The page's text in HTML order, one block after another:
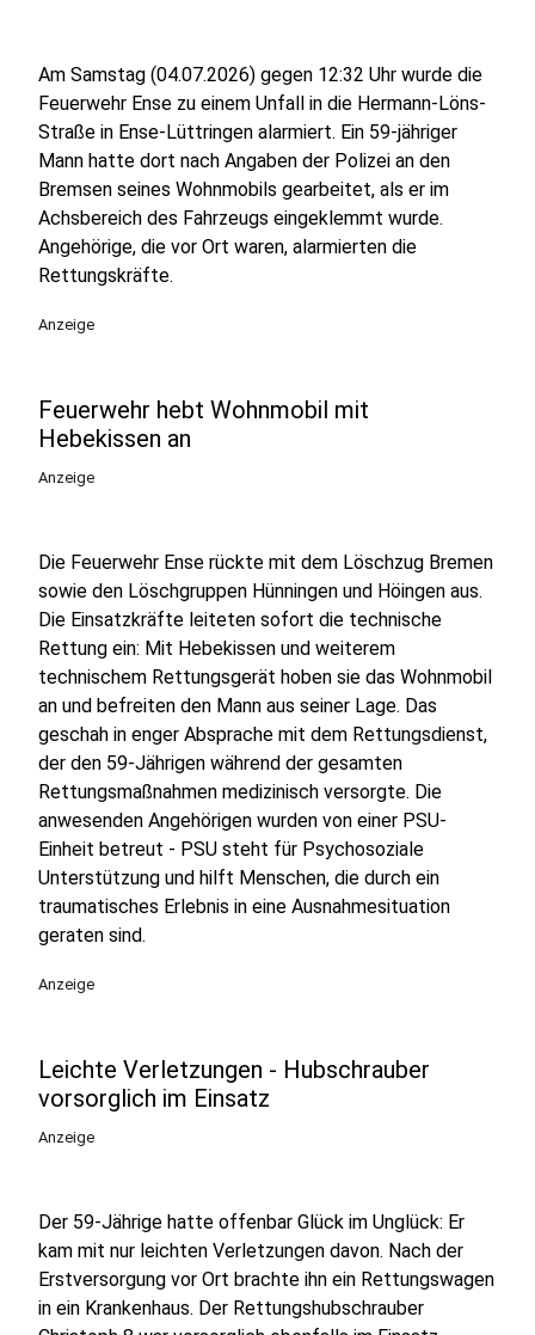
Am Samstag (04.07.2026) gegen 12:32 Uhr wurde die
Feuerwehr Ense zu einem Unfall in die Hermann-Löns-
Straße in Ense-Lüttringen alarmiert. Ein 59-jähriger
Mann hatte dort nach Angaben der Polizei an den
Bremsen seines Wohnmobils gearbeitet, als er im
Achsbereich des Fahrzeugs eingeklemmt wurde.
Angehörige, die vor Ort waren, alarmierten die
Rettungskräfte.
Anzeige
Feuerwehr hebt Wohnmobil mit
Hebekissen an
Anzeige
Die Feuerwehr Ense rückte mit dem Löschzug Bremen
sowie den Löschgruppen Hünningen und Höingen aus.
Die Einsatzkräfte leiteten sofort die technische
Rettung ein: Mit Hebekissen und weiterem
technischem Rettungsgerät hoben sie das Wohnmobil
an und befreiten den Mann aus seiner Lage. Das
geschah in enger Absprache mit dem Rettungsdienst,
der den 59-Jährigen während der gesamten
Rettungsmaßnahmen medizinisch versorgte. Die
anwesenden Angehörigen wurden von einer PSU-
Einheit betreut - PSU steht für Psychosoziale
Unterstützung und hilft Menschen, die durch ein
traumatisches Erlebnis in eine Ausnahmesituation
geraten sind.
Anzeige
Leichte Verletzungen - Hubschrauber
vorsorglich im Einsatz
Anzeige
Der 59-Jährige hatte offenbar Glück im Unglück: Er
kam mit nur leichten Verletzungen davon. Nach der
Erstversorgung vor Ort brachte ihn ein Rettungswagen
in ein Krankenhaus. Der Rettungshubschrauber